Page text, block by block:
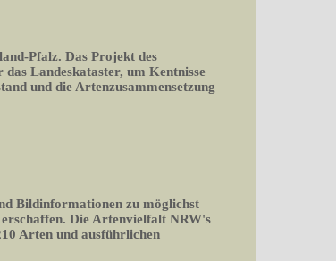
Pfalz. Das Projekt des
Landeskataster, um Kentnisse
und die Artenzusammensetzung
Bildinformationen zu möglichst
Die Artenvielfalt NRW's
Arten und ausführlichen